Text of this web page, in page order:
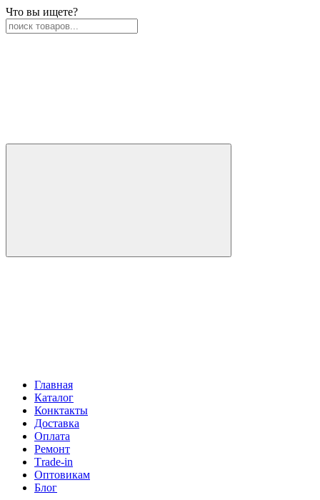
Что вы ищете?
Главная
Каталог
Конктакты
Доставка
Оплата
Ремонт
Тrade-in
Оптовикам
Блог